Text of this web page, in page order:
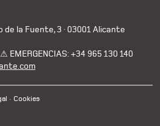
la Fuente, 3 · 03001 Alicante
EMERGENCIAS: +34 965 130 140
Cookies